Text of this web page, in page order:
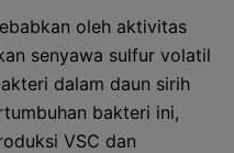
oleh aktivitas
senyawa sulfur volatil
dalam daun sirih
bakteri ini,
VSC dan